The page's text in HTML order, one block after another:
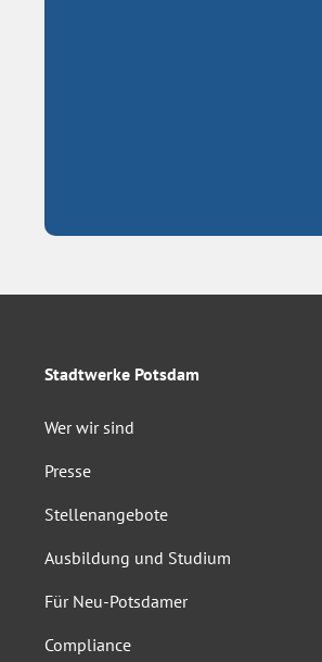
Stadtwerke Potsdam
Wer wir sind
Presse
Stellenangebote
Ausbildung und Studium
Für Neu-Potsdamer
Compliance